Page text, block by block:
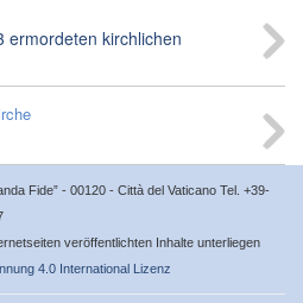
ermordeten kirchlichen
Fide” - 00120 - Città del Vaticano Tel. +39-
veröffentlichten Inhalte unterliegen
4.0 International Lizenz